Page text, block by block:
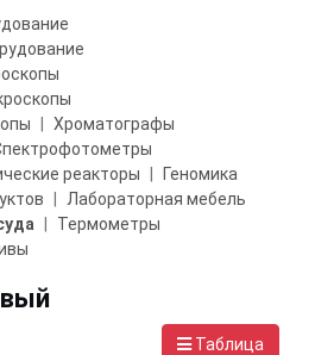
Хроматографы
реакторы
Геномика
Лабораторная мебель
Термометры
Таблица